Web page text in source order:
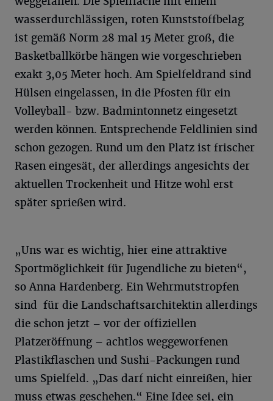
wasserdurchlässigen, roten Kunststoffbelag
ist gemäß Norm 28 mal 15 Meter groß, die
Basketballkörbe hängen wie vorgeschrieben
exakt 3,05 Meter hoch. Am Spielfeldrand sind
Hülsen eingelassen, in die Pfosten für ein
Volleyball- bzw. Badmintonnetz eingesetzt
werden können. Entsprechende Feldlinien sind
schon gezogen. Rund um den Platz ist frischer
Rasen eingesät, der allerdings angesichts der
aktuellen Trockenheit und Hitze wohl erst
später sprießen wird.
„Uns war es wichtig, hier eine attraktive
Sportmöglichkeit für Jugendliche zu bieten“,
so Anna Hardenberg. Ein Wehrmutstropfen
sind für die Landschaftsarchitektin allerdings
die schon jetzt – vor der offiziellen
Platzeröffnung – achtlos weggeworfenen
Plastikflaschen und Sushi-Packungen rund
ums Spielfeld. „Das darf nicht einreißen, hier
muss etwas geschehen.“ Eine Idee sei, ein